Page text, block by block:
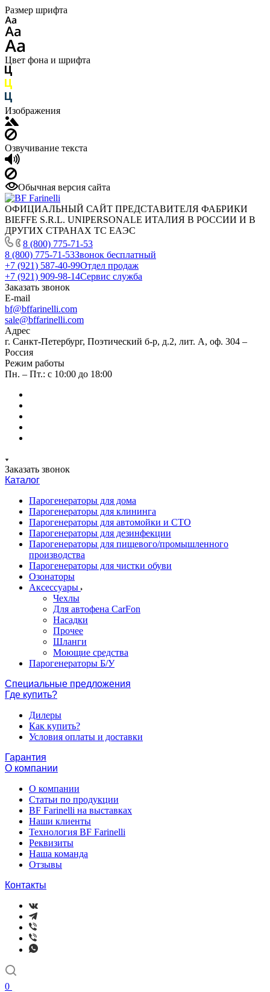
Размер шрифта
Цвет фона и шрифта
Изображения
Озвучивание текста
Обычная версия сайта
ОФИЦИАЛЬНЫЙ САЙТ ПРЕДСТАВИТЕЛЯ ФАБРИКИ
BIEFFE S.R.L. UNIPERSONALE ИТАЛИЯ В РОССИИ И В
ДРУГИХ СТРАНАХ ТС ЕАЭС
8 (800) 775-71-53
8 (800) 775-71-53Звонок бесплатный
+7 (921) 587-40-99Отдел продаж
+7 (921) 909-98-14Сервис служба
Заказать звонок
E-mail
bf@bffarinelli.com
sale@bffarinelli.com
Адрес
г. Санкт-Петербург, Поэтический б-р, д.2, лит. А, оф. 304 –
Россия
Режим работы
Пн. – Пт.: с 10:00 до 18:00
Заказать звонок
Каталог
Парогенераторы для дома
Парогенераторы для клининга
Парогенераторы для автомойки и СТО
Парогенераторы для дезинфекции
Парогенераторы для пищевого/промышленного
производства
Парогенераторы для чистки обуви
Озонаторы
Аксессуары
Чехлы
Для автофена CarFon
Насадки
Прочее
Шланги
Моющие средства
Парогенераторы Б/У
Специальные предложения
Где купить?
Дилеры
Как купить?
Условия оплаты и доставки
Гарантия
О компании
О компании
Статьи по продукции
BF Farinelli на выставках
Наши клиенты
Технология BF Farinelli
Реквизиты
Наша команда
Отзывы
Контакты
0